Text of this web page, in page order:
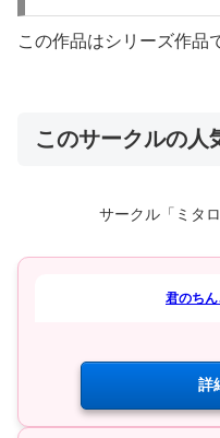
この作品はシリーズ作品
このサークルの人
サークル「ミタ
君のちん
詳